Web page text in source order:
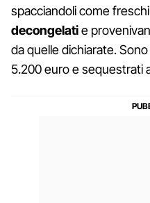
spacciandoli come
decongelatie
da quelle dichiarate.
5.200 euro e sequestrati